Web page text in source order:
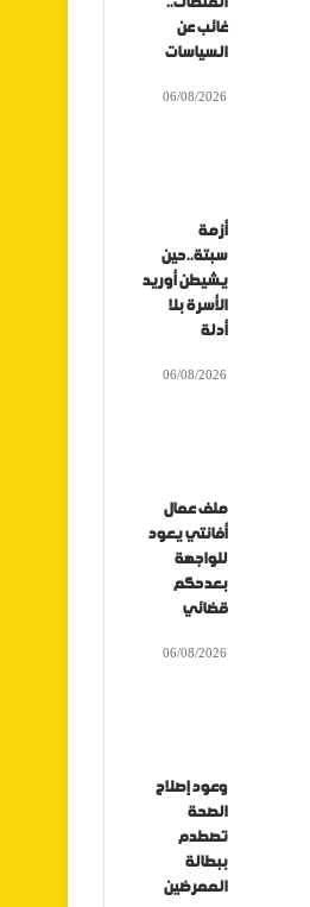
غائب عن
السياسات
06/08/2026
أزمة
سبتة..حين
يشيطن أوريد
الأسرة بلا
أدلة
06/08/2026
ملف عمال
أفانتي يعود
للواجهة
بعدحكم
قضائي
06/08/2026
وعود إصلاح
الصحة
تصطدم
ببطالة
الممرضين